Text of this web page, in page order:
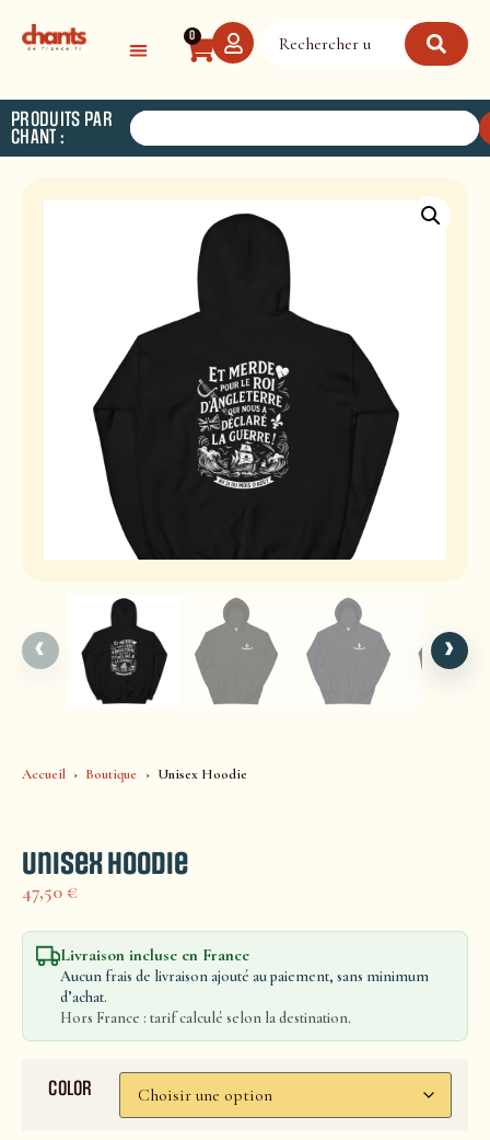
0
PRODUITS PAR
CHANT :
Accueil Boutique Unisex Hoodie
Unisex Hoodie
47,50€
Livraison incluse en France
Aucun frais de livraison ajouté au paiement, sans minimum
d’achat.
Hors France : tarif calculé selon la destination.
COLOR
‹ ›